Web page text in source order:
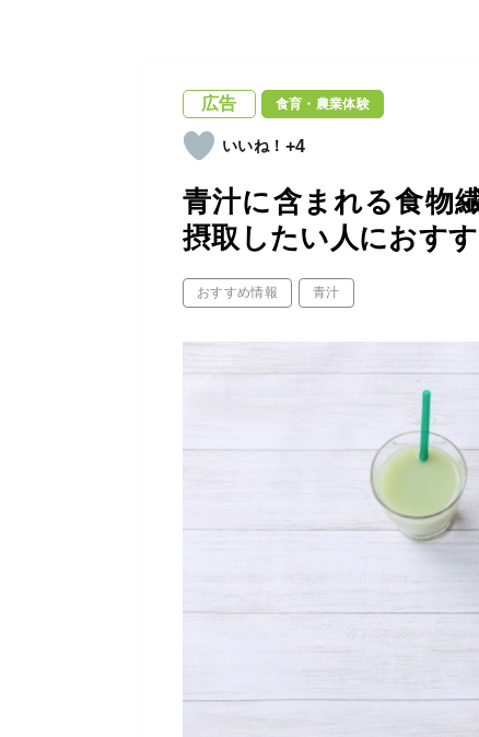
広告 食育・農業体験
+4
青汁に含まれる食物
摂取したい人におす
おすすめ情報 青汁